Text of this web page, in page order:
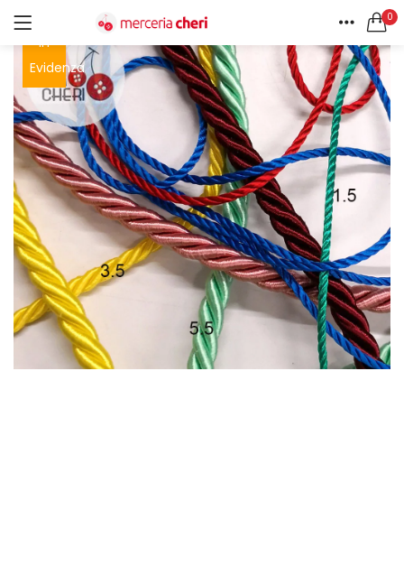
0
HOME
ACCOUNT
ACCEDI REGISTRATI
Ricordami
Password dimenticata?
CERCA IN:
Tutte le categorie
Accessori Design (56)
Accessori merceria (94)
Cesti portalavoro (8)
Aghi e spilli (24)
Applicazioni (26)
Borse (6)
Bottoni Vintage (204)
Lotti di Bottoni vintage (27)
Bottoni/alamari/automatici (46)
Alamari (5)
Calze collant donna (24)
In
Evidenza